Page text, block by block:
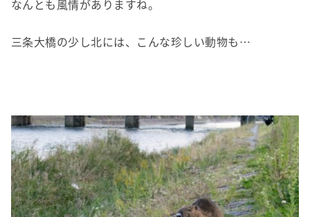
なんとも風情がありますね。
三条大橋の少し北には、こんな珍しい動物も…